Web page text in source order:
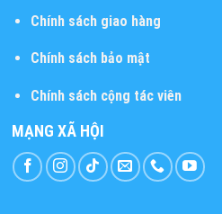
Chính sách giao hàng
Chính sách bảo mật
Chính sách cộng tác viên
MẠNG XÃ HỘI